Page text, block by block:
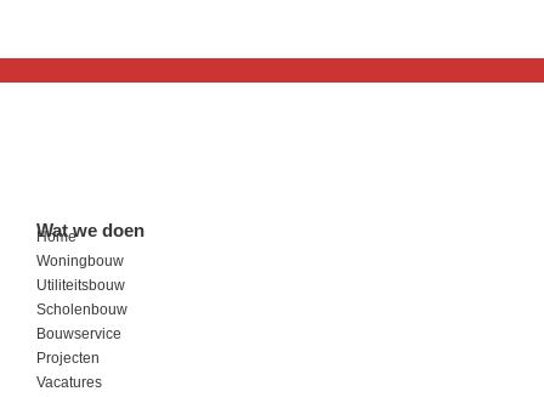
Wat we doen
Home
Woningbouw
Utiliteitsbouw
Scholenbouw
Bouwservice
Projecten
Vacatures